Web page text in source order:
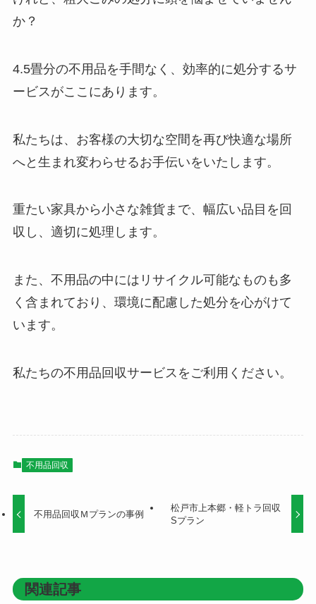
か？
4.5畳分の不用品を手間なく、効率的に処分するサ
ービスがここにあります。
私たちは、お客様の大切な空間を再び快適な場所
へと生まれ変わらせるお手伝いをいたします。
重たい家具から小さな雑貨まで、幅広い品目を回
収し、適切に処理します。
また、不用品の中にはリサイクル可能なものも多
く含まれており、環境に配慮した処分を心がけて
います。
私たちの不用品回収サービスをご利用ください。
不用品回収
不用品回収Ｍプランの事例
松戸市上本郷・軽トラ回収
Sプラン
関連記事